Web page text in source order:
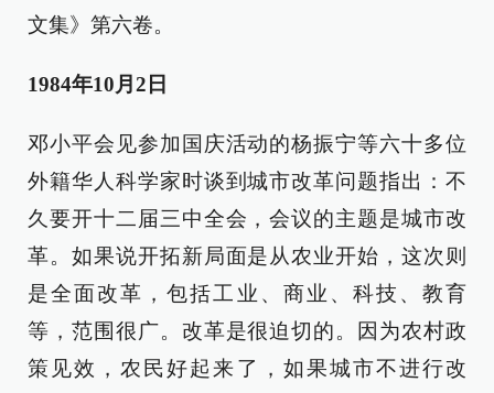
文集》第六卷。
1984年10月2日
邓小平会见参加国庆活动的杨振宁等六十多位
外籍华人科学家时谈到城市改革问题指出：不
久要开十二届三中全会，会议的主题是城市改
革。如果说开拓新局面是从农业开始，这次则
是全面改革，包括工业、商业、科技、教育
等，范围很广。改革是很迫切的。因为农村政
策见效，农民好起来了，如果城市不进行改